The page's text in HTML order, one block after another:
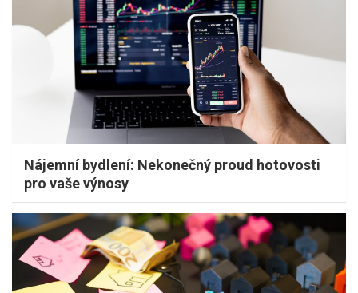
Nájemní bydlení: Nekonečný proud hotovosti
pro vaše výnosy